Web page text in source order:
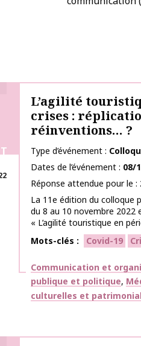
L’agilité
crises :
réinventions… ?
Type d’événement
Dates de l’événement
08/
Réponse attendue pour le
La 11e édition du colloque
du 8 au 10 novembre
« L’agilité touristique en
Mots-clés
Covid-19
Thématiques
Communication et
publique et politique
culturelles et